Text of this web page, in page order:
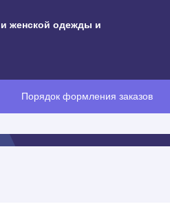
и женской одежды и
Порядок формления заказов